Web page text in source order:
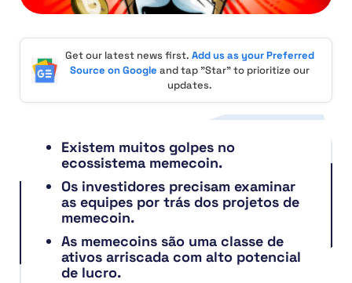
Get our latest news first. Add us as your Preferred
Source on Google and tap "Star" to prioritize our
updates.
Existem muitos golpes no
ecossistema memecoin.
Os investidores precisam examinar
as equipes por trás dos projetos de
memecoin.
As memecoins são uma classe de
ativos arriscada com alto potencial
de lucro.